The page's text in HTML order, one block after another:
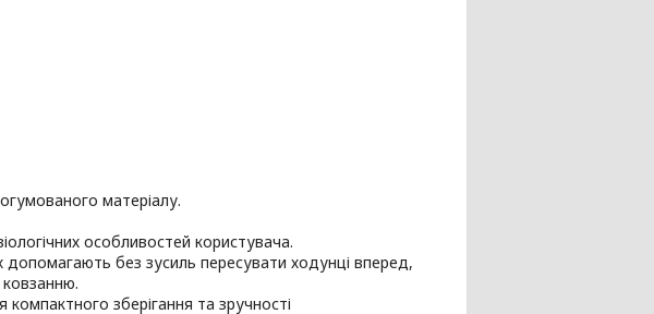
матеріалу.
особливостей користувача.
допомагають без зусиль пересувати ходунці вперед,
ковзанню.
зберігання та зручності